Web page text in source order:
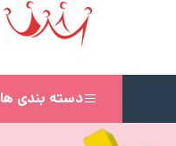
دسته بندی ها